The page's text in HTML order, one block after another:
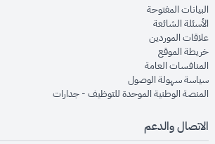
البيانات المفتوحةopens in new window
الأسئلة الشائعةopens in new window
علاقات الموردينopens in new window
خريطة الموقعopens in new window
المنافسات العامةopens in new window
سياسة سهولة الوصولopens in new window
المنصة الوطنية الموحدة للتوظيف - جداراتwindow
الاتصال والدعم